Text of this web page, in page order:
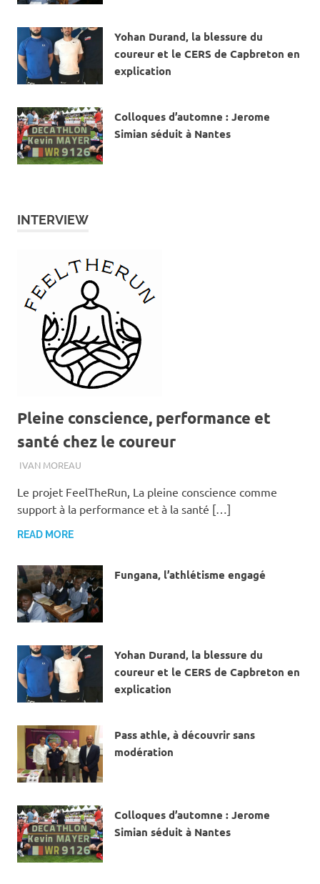
Yohan Durand, la blessure du
coureur et le CERS de Capbreton en
explication
Colloques d’automne : Jerome
Simian séduit à Nantes
INTERVIEW
Pleine conscience, performance et
santé chez le coureur
4 AVRIL 2024
IVAN MOREAU
Le projet FeelTheRun, La pleine conscience comme
support à la performance et à la santé […]
READ MORE
Fungana, l’athlétisme engagé
Yohan Durand, la blessure du
coureur et le CERS de Capbreton en
explication
Pass athle, à découvrir sans
modération
Colloques d’automne : Jerome
Simian séduit à Nantes